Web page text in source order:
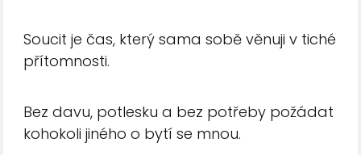
Soucit je čas, který sama sobě věnuji v tiché
přítomnosti.
Bez davu, potlesku a bez potřeby požádat
kohokoli jiného o bytí se mnou.